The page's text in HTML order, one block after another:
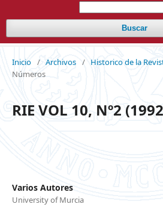
Buscar
Inicio / Archivos / Historico de la
Números
RIE VOL 10, Nº2
Varios Autores
University of Murcia